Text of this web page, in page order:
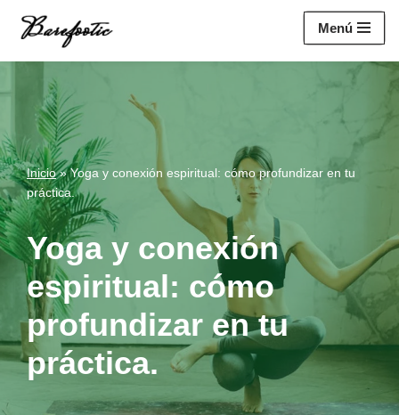
contenido
Menú
Inicio»Yoga y conexión espiritual: cómo profundizar en tu
práctica.
Yoga y conexión
espiritual: cómo
profundizar en tu
práctica.